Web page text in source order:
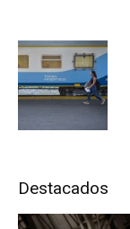
Destacados